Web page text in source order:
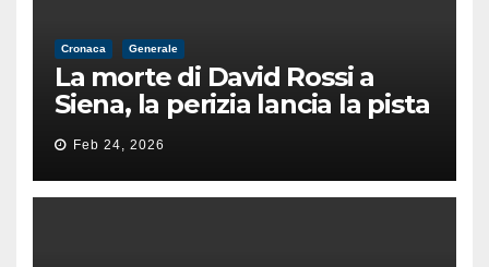
Cronaca Generale
La morte di David Rossi a
Siena, la perizia lancia la pista
di un’intimidazione finita
male
Feb 24, 2026